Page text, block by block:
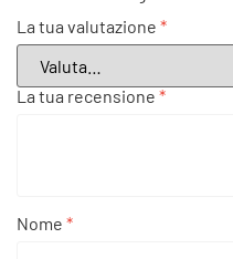
La tua valutazione *
La tua recensione *
Nome *